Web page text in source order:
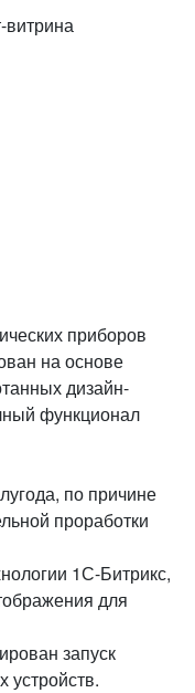
витрина
приборов
на основе
дизайн-
функционал
по причине
проработки
1С-Битрикс,
для
запуск
устройств.